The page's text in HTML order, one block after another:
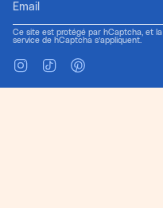
Ce site est protégé par hCaptcha, et la
service de hCaptcha s’appliquent.
Instagram
TikTok